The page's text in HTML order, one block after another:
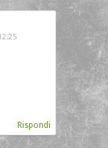
Rispondi